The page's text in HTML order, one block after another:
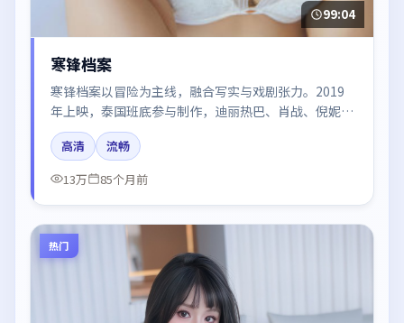
99:04
寒锋档案
寒锋档案以冒险为主线，融合写实与戏剧张力。2019
年上映，泰国班底参与制作，迪丽热巴、肖战、倪妮、
于和伟在片中呈现细腻表演，影像风格统一，配乐与剪
辑强化了情绪曲线。
高清
流畅
13万
85个月前
热门